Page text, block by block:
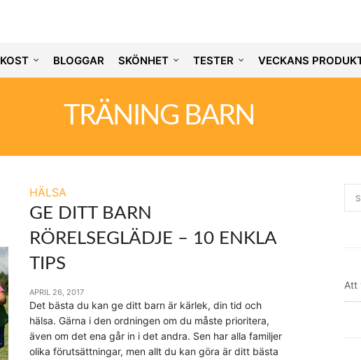
KOST BLOGGAR SKÖNHET TESTER VECKANS
TRÄNING BARN
HÄLSA
GE DITT BARN
RÖRELSEGLÄDJE – 10 ENKLA
TIPS
APRIL 26, 2017
Det bästa du kan ge ditt barn är kärlek, din tid och
hälsa. Gärna i den ordningen om du måste prioritera,
även om det ena går in i det andra. Sen har alla familjer
olika förutsättningar, men allt du kan göra är ditt bästa
Att